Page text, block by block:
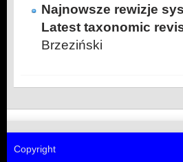
Najnowsze rewizje
Latest taxonomic
Brzeziński
Copyright